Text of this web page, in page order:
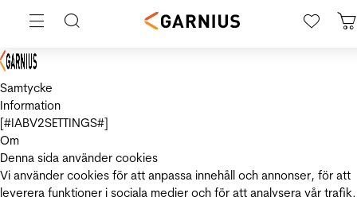
Samtycke
Information
[#IABV2SETTINGS#]
Om
Denna sida använder cookies
Vi använder cookies för att anpassa innehåll och annonser, för att
leverera funktioner i sociala medier och för att analysera vår